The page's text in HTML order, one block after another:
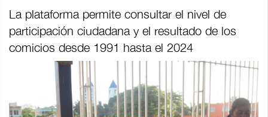
La plataforma permite consultar el nivel de
participación ciudadana y el resultado de los
comicios desde 1991 hasta el 2024